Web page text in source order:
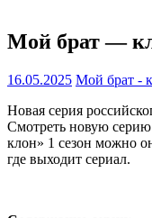
Мой брат —
16.05.2025 Мой брат -
Новая серия
Смотреть новую
клон» 1 сезон можно
где выходит сериал.